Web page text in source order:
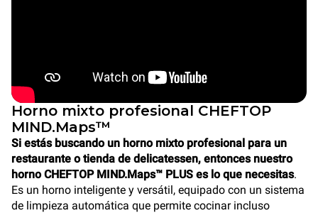
Horno mixto profesional CHEFTOP
MIND.Maps™
Si estás buscando un horno mixto profesional para un
restaurante o tienda de delicatessen, entonces nuestro
horno CHEFTOP MIND.Maps™ PLUS es lo que necesitas.
Es un horno inteligente y versátil, equipado con un sistema
de limpieza automática que permite cocinar incluso